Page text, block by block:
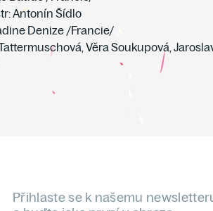
Antonín Šídlo
Denize /Francie/
Věra Soukupová,
Přihlaste se k našemu